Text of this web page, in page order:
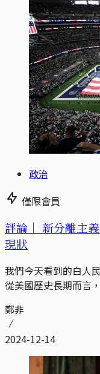
政治
僅限會員
評論｜ 新分離主
現狀
我們今天看到的白人
從美國歷史長期而言
鄭非
2024-12-14